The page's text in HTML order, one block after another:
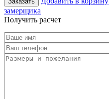
замерщика
Получить расчет